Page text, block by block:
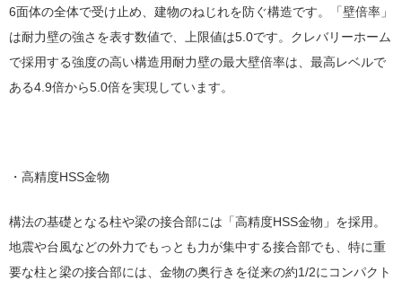
6面体の全体で受け止め、建物のねじれを防ぐ構造です。「壁倍率」
は耐力壁の強さを表す数値で、上限値は5.0です。クレバリーホーム
で採用する強度の高い構造用耐力壁の最大壁倍率は、最高レベルで
ある4.9倍から5.0倍を実現しています。
・高精度HSS金物
構法の基礎となる柱や梁の接合部には「高精度HSS金物」を採用。
地震や台風などの外力でもっとも力が集中する接合部でも、特に重
要な柱と梁の接合部には、金物の奥行きを従来の約1/2にコンパクト